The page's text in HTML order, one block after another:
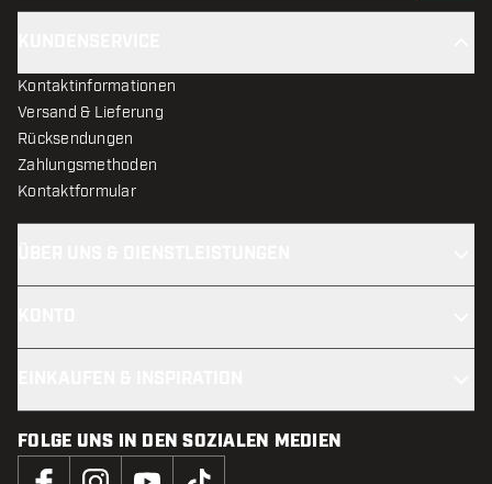
Kontaktinformationen
Versand & Lieferung
Rücksendungen
Zahlungsmethoden
Kontaktformular
FOLGE UNS IN DEN SOZIALEN MEDIEN